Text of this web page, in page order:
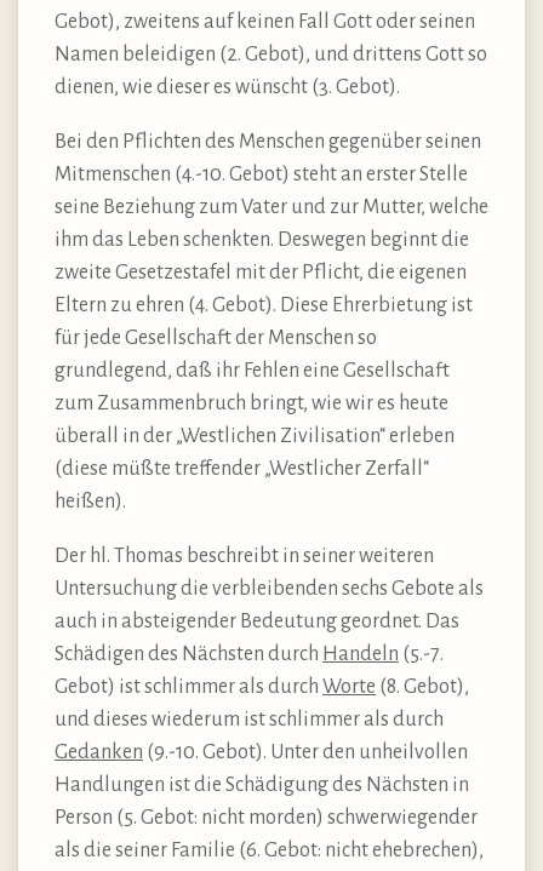
Gebot), zweitens auf keinen Fall Gott oder seinen
Namen beleidigen (2. Gebot), und drittens Gott so
dienen, wie dieser es wünscht (3. Gebot).
Bei den Pflichten des Menschen gegenüber seinen
Mitmenschen (4.-10. Gebot) steht an erster Stelle
seine Beziehung zum Vater und zur Mutter, welche
ihm das Leben schenkten. Deswegen beginnt die
zweite Gesetzestafel mit der Pflicht, die eigenen
Eltern zu ehren (4. Gebot). Diese Ehrerbietung ist
für jede Gesellschaft der Menschen so
grundlegend, daß ihr Fehlen eine Gesellschaft
zum Zusammenbruch bringt, wie wir es heute
überall in der „Westlichen Zivilisation“ erleben
(diese müßte treffender „Westlicher Zerfall“
heißen).
Der hl. Thomas beschreibt in seiner weiteren
Untersuchung die verbleibenden sechs Gebote als
auch in absteigender Bedeutung geordnet. Das
Schädigen des Nächsten durch Handeln (5.-7.
Gebot) ist schlimmer als durch Worte (8. Gebot),
und dieses wiederum ist schlimmer als durch
Gedanken (9.-10. Gebot). Unter den unheilvollen
Handlungen ist die Schädigung des Nächsten in
Person (5. Gebot: nicht morden) schwerwiegender
als die seiner Familie (6. Gebot: nicht ehebrechen),